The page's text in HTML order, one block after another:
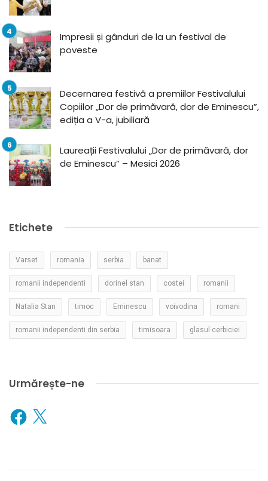
Impresii și gânduri de la un festival de
poveste
Decernarea festivă a premiilor Festivalului
Copiilor „Dor de primăvară, dor de Eminescu”,
ediția a V-a, jubiliară
Laureații Festivalului „Dor de primăvară, dor
de Eminescu” – Mesici 2026
Etichete
Varset romania serbia banat
romanii independenti dorinel stan costei romanii
Natalia Stan timoc Eminescu voivodina romani
romanii independenti din serbia timisoara glasul cerbiciei
Urmărește-ne
Facebook
X